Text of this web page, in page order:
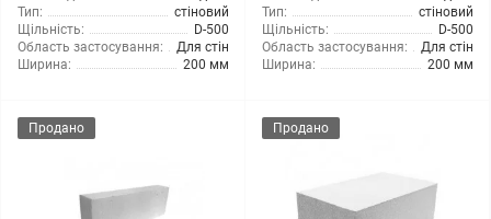
Тип:
стіновий
Щільність:
D-500
Область застосування:
Для стін
Ширина:
200 мм
Тип:
стіновий
Щільність:
D-500
Область застосування:
Для стін
Ширина:
200 мм
Продано Продано